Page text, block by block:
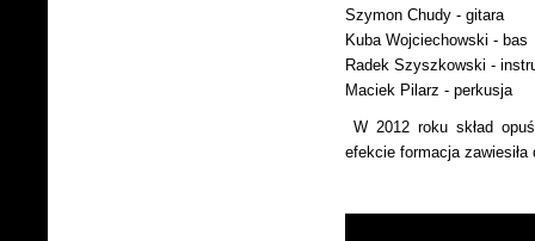
Szymon Chudy - gitara
Kuba Wojciechowski - bas
Radek Szyszkowski -
Maciek Pilarz - perkusja
W 2012 roku skład
efekcie formacja zawiesiła